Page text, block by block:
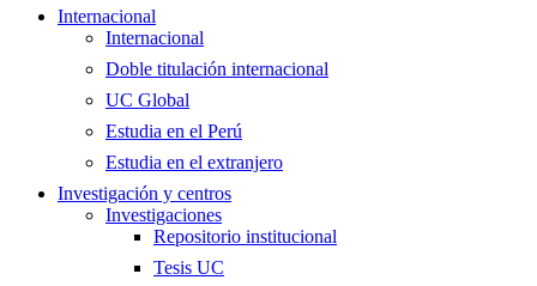
Internacional
Internacional
Doble titulación internacional
UC Global
Estudia en el Perú
Estudia en el extranjero
Investigación y centros
Investigaciones
Repositorio institucional
Tesis UC